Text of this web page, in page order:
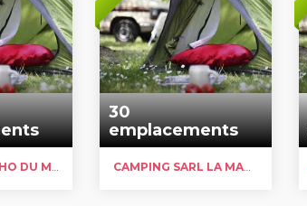
CAMPING L’ECHO DU MALPAS
30
emplacements
CAMPING SARL LA MAGAUDIE